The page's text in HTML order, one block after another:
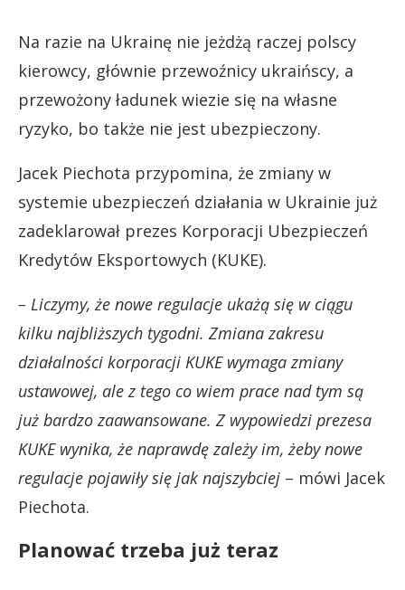
Na razie na Ukrainę nie jeżdżą raczej polscy
kierowcy, głównie przewoźnicy ukraińscy, a
przewożony ładunek wiezie się na własne
ryzyko, bo także nie jest ubezpieczony.
Jacek Piechota przypomina, że zmiany w
systemie ubezpieczeń działania w Ukrainie już
zadeklarował prezes Korporacji Ubezpieczeń
Kredytów Eksportowych (KUKE).
– Liczymy, że nowe regulacje ukażą się w ciągu
kilku najbliższych tygodni. Zmiana zakresu
działalności korporacji KUKE wymaga zmiany
ustawowej, ale z tego co wiem prace nad tym są
już bardzo zaawansowane. Z wypowiedzi prezesa
KUKE wynika, że naprawdę zależy im, żeby nowe
regulacje pojawiły się jak najszybciej – mówi Jacek
Piechota.
Planować trzeba już teraz